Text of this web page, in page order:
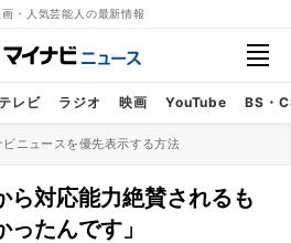
・人気芸能人の最新情報
レビ ラジオ 映画 YouTube BS・
ニュースを優先表示する方法
ら対応能力絶賛されるも
ったんです」